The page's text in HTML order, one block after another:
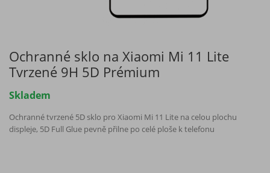
Ochranné sklo na Xiaomi Mi 11 Lite
Tvrzené 9H 5D Prémium
Skladem
Ochranné tvrzené 5D sklo pro Xiaomi Mi 11 Lite na celou plochu
displeje, 5D Full Glue pevně přilne po celé ploše k telefonu